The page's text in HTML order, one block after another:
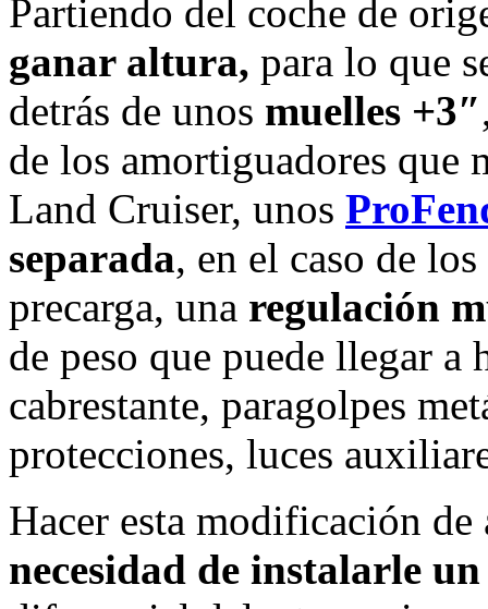
Partiendo del coche de
ganar altura, para lo que
detrás de unos muelles +3″
de los amortiguadores que
Land Cruiser, unos
separada, en el caso de
precarga, una regulación
de peso que puede llegar a
cabrestante, paragolpes
protecciones, luces
Hacer esta modificación
necesidad de instalarle